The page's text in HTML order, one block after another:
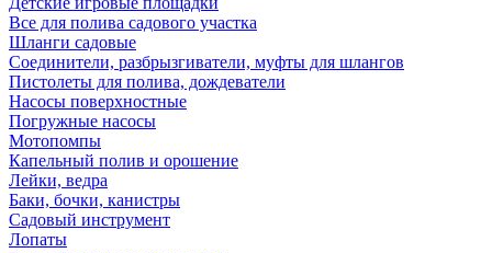
Все для полива садового участка
Шланги садовые
Соединители, разбрызгиватели, муфты для шлангов
Пистолеты для полива, дождеватели
Насосы поверхностные
Погружные насосы
Мотопомпы
Капельный полив и орошение
Лейки, ведра
Баки, бочки, канистры
Садовый инструмент
Лопаты